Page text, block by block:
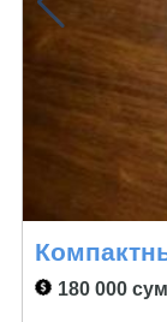
180 000 сум